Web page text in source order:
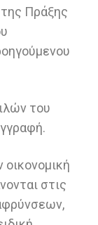
Πράξης
του
στις